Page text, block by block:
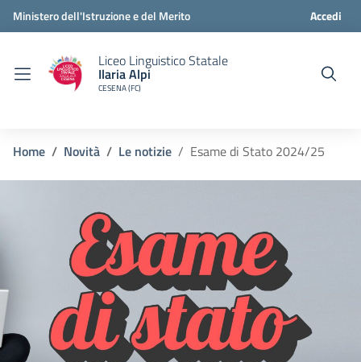
Ministero dell'Istruzione e del Merito Accedi
Liceo Linguistico Statale
Ilaria Alpi
CESENA (FC)
Home Novità Le notizie Esame di Stato 2024/25